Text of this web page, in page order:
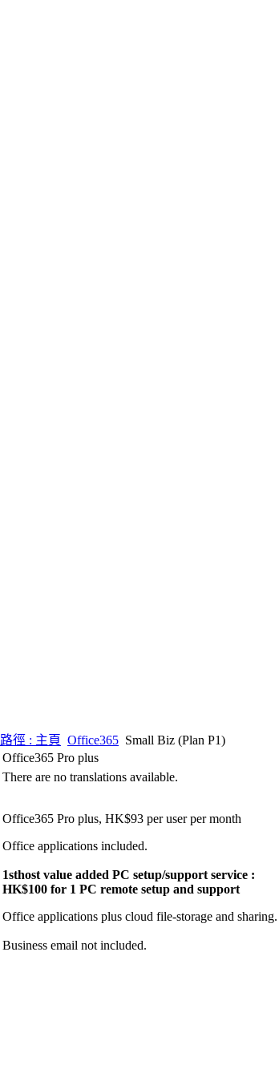
路徑 : 主頁 Office365 Small Biz (Plan P1)
Office365 Pro plus
There are no translations available.
Office365 Pro plus, HK$93 per user per month
Office applications included.
1sthost value added PC setup/support service :
HK$100 for 1 PC remote setup and support
Office applications plus cloud file-storage and sharing.
Business email not included.